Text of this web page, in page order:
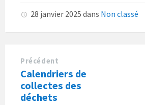
b
o
k
ai
l
t
28 janvier 2025 dans Non classé
Précédent
Calendriers de
collectes des
déchets